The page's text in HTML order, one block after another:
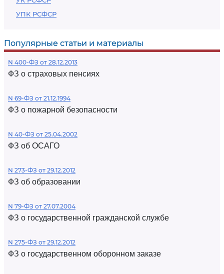
УПК РСФСР
Популярные статьи и материалы
N 400-ФЗ от 28.12.2013
ФЗ о страховых пенсиях
N 69-ФЗ от 21.12.1994
ФЗ о пожарной безопасности
N 40-ФЗ от 25.04.2002
ФЗ об ОСАГО
N 273-ФЗ от 29.12.2012
ФЗ об образовании
N 79-ФЗ от 27.07.2004
ФЗ о государственной гражданской службе
N 275-ФЗ от 29.12.2012
ФЗ о государственном оборонном заказе